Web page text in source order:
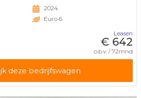
2024
Euro 6
Leasen
€ 642
o.b.v. / 72mnd
deze bedrijfswagen